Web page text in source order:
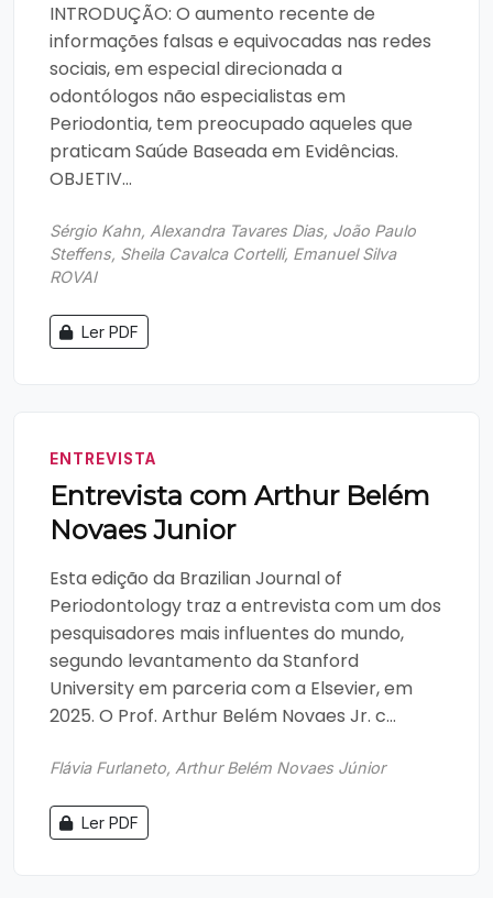
INTRODUÇÃO: O aumento recente de
informações falsas e equivocadas nas redes
sociais, em especial direcionada a
odontólogos não especialistas em
Periodontia, tem preocupado aqueles que
praticam Saúde Baseada em Evidências.
OBJETIV...
Sérgio Kahn, Alexandra Tavares Dias, João Paulo
Steffens, Sheila Cavalca Cortelli, Emanuel Silva
ROVAI
Ler PDF
ENTREVISTA
Entrevista com Arthur Belém
Novaes Junior
E sta edição da Brazilian Journal of
Periodontology traz a entrevista com um dos
pesquisadores mais influentes do mundo,
segundo levantamento da Stanford
University em parceria com a Elsevier, em
2025. O Prof. Arthur Belém Novaes Jr. c...
Flávia Furlaneto, Arthur Belém Novaes Júnior
Ler PDF